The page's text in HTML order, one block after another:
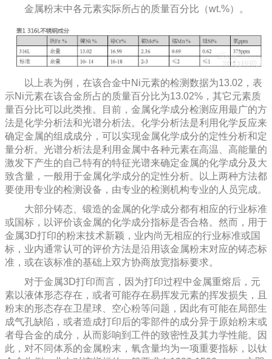
金属粉末中各元素实际所占的质量百分比（wt.%）。
以上表为例，在该合金中Ni元素的检测数据为13.02，表
示Ni元素在该合金所占的质量百分比为13.02%，其它元素质
量百分比可以此类推。目前，金属化学成分检测应用最广的方
法是化学分析法和光谱分析法。化学分析法是利用化学反应来
确定金属的组成成分，可以实现金属化学成分的定性分析和定
量分析。光谱分析法是利用金属中各种元素在高温、高能量的
激发下产生的自己特有的特征光谱来确定金属的化学成分及大
致含量，一般用于金属化学成分的定性分析。以上两种方法都
要使用专业的检测设备，由专业的检测机构专业的人员完成。
大部分铸态、锻造的金属的化学成分都有相应的行业标准
或国标，以评价该金属的化学成分指标是否合格。然而，用于
金属3D打印的粉末技术新颖，业内尚无相应的行业标准或国
标，业内通常认可的评价方法是沿用该金属粉末对应的铸态标
准，或在该标准的基础上双方协商放宽指标要求。
对于金属3D打印而言，因为打印过程中金属重熔后，元
素以液体形态存在，或者可能存在易挥发元素的挥发损失，且
粉末的形态存在卫星球、空心粉等问题，因此有可能在局部生
成气孔缺陷，或者造成打印后的零部件的成分异于原始粉末或
者母合金的成分，从而影响到工件的致密性及其力学性能。因
此，对不同体系的金属粉末，氧含量均为一项重要指标，以钛